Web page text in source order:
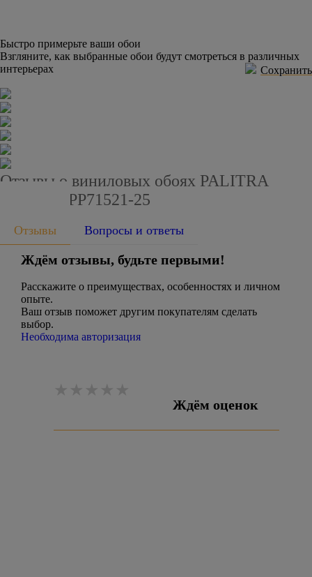
Быстро примерьте ваши обои
Взгляните, как выбранные обои будут смотреться в различных
интерьерах
Сохранить
Отзывы о виниловых обоях PALITRA
PLANET PP71521-25
Отзывы Вопросы и ответы
Ждём отзывы, будьте первыми!
Расскажите о преимуществах, особенностях и личном
опыте.
Ваш отзыв поможет другим покупателям сделать
выбор.
Необходима авторизация
Ждём оценок